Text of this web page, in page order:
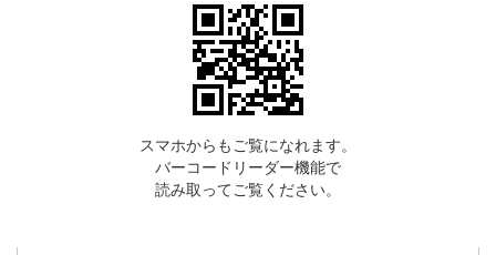
スマホからもご覧になれます。
バーコードリーダー機能で
読み取ってご覧ください。